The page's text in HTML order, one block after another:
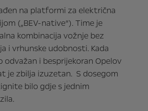
na platformi za električna
(„BEV-native”). Time je
kombinacija vožnje bez
i vrhunske udobnosti. Kada
odvažan i besprijekoran Opelov
je zbilja izuzetan. S dosegom
bilo gdje s jednim